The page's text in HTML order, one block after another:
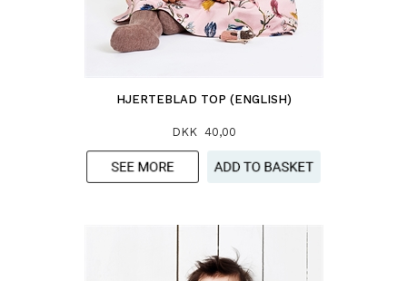
HJERTEBLAD TOP (ENGLISH)
DKK 40,00